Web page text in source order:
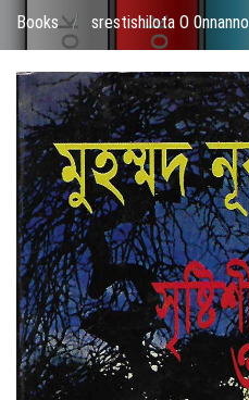
Books / srestishilota O 0nnanno